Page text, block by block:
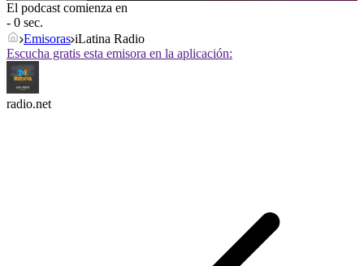
El podcast comienza en
- 0 sec.
Emisoras iLatina Radio
Escucha gratis esta emisora en la aplicación:
radio.net